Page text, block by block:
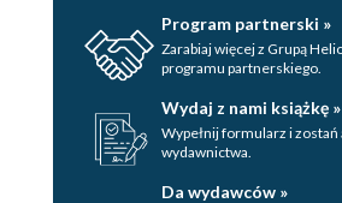
Program partnerski »
Zarabiaj więcej z Grupą
programu partnerskiego.
Wydaj z nami książkę »
Wypełnij formularz i
wydawnictwa.
Da wydawców »